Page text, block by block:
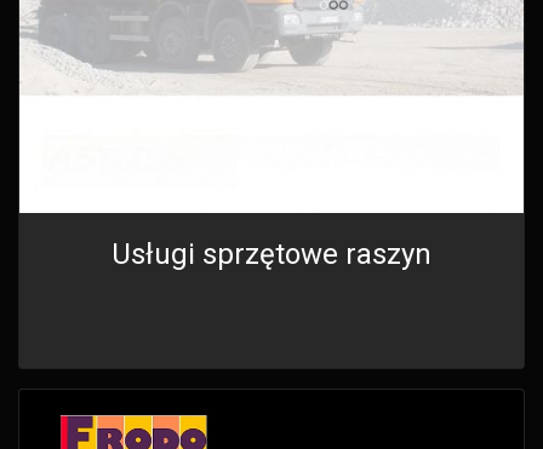
Usługi sprzętowe raszyn